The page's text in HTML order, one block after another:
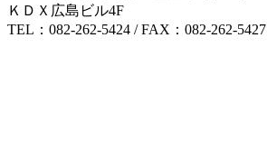
ＫＤＸ広島ビル4F
TEL：082-262-5424 / FAX：082-262-5427